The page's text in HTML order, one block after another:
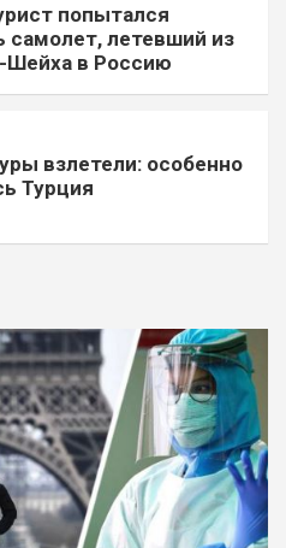
попытался
самолет, летевший из
в Россию
взлетели: особенно
Турция